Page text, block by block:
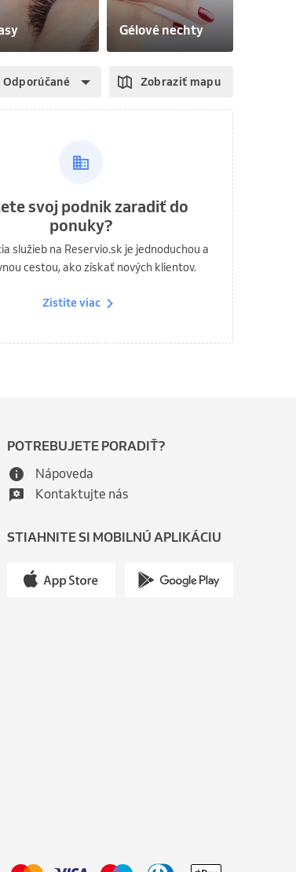
Gélové nechty
Odporúčané Zobraziť mapu
svoj podnik zaradiť do
ponuky?
služieb na Reservio.sk je jednoduchou a
cestou, ako získať nových klientov.
Zistite viac
POTREBUJETE PORADIŤ?
Nápoveda
Kontaktujte nás
STIAHNITE SI MOBILNÚ APLIKÁCIU